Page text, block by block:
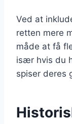
Ved at
retten mere
måde at få
især hvis du
spiser deres